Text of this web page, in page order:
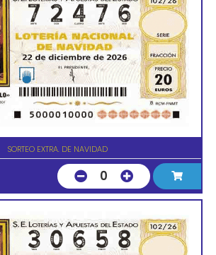
SORTEO EXTRA. DE NAVIDAD
0